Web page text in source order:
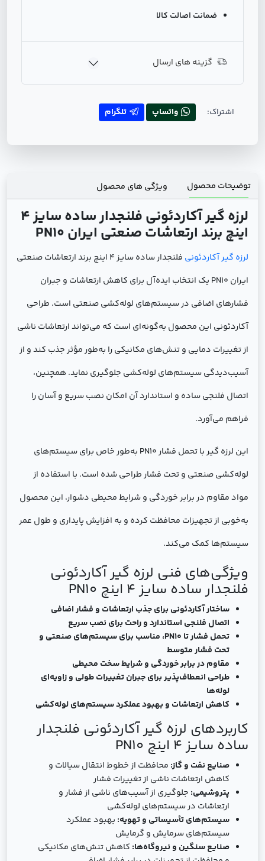
ضمانت اصالت کالا
گزینه های ارسال
اشتراک: واتساپ تلگرام
توضیحات محصول ویژگی های محصول
لرزه گیر آکاردئونی فلنجدار ساده سایز 4
اینچ برند ارتعاشات صنعتی ایران PN10
لرزه گیر آکاردئونی
فلنجدار ساده سایز 4 اینچ برند ارتعاشات صنعتی
ایران PN10 یک انتخاب ایده‌آل برای کاهش ارتعاشات و جبران
فشارهای اضافی در سیستم‌های لوله‌کشی صنعتی است. طراحی
آکاردئونی این محصول به‌گونه‌ای است که می‌تواند ارتعاشات ناشی
از تغییرات دمایی و تنش‌های مکانیکی را به‌طور مؤثر جذب کند و از
آسیب‌دیدگی سیستم‌های لوله‌کشی جلوگیری نماید. همچنین،
اتصال فلنجی ساده و استاندارد آن امکان نصب سریع و آسان را
فراهم می‌آورد.
این لرزه گیر با تحمل فشار PN10 به‌طور خاص برای سیستم‌های
لوله‌کشی صنعتی و تحت فشار طراحی شده است. با استفاده از
مواد مقاوم در برابر خوردگی و شرایط محیطی دشوار، این محصول
به‌خوبی از تجهیزات محافظت کرده و به افزایش پایداری و طول عمر
سیستم‌ها کمک می‌کند.
ویژگی‌های فنی لرزه گیر آکاردئونی
فلنجدار ساده سایز 4 اینچ PN10
ساختار آکاردئونی برای جذب ارتعاشات و فشار اضافی
اتصال فلنجی استاندارد و راحت برای نصب سریع
تحمل فشار تا PN10، مناسب برای سیستم‌های صنعتی و
تحت فشار متوسط
مقاوم در برابر خوردگی و شرایط سخت محیطی
طراحی انعطاف‌پذیر برای جبران تغییرات طولی و زاویه‌ای
لوله‌ها
کاهش ارتعاشات و بهبود عملکرد سیستم‌های لوله‌کشی
کاربردهای لرزه گیر آکاردئونی فلنجدار
ساده سایز 4 اینچ PN10
صنایع نفت و گاز: محافظت از خطوط انتقال سیالات و
کاهش ارتعاشات ناشی از تغییرات فشار
پتروشیمی: جلوگیری از آسیب‌های ناشی از فشار و
ارتعاشات در سیستم‌های لوله‌کشی
سیستم‌های تأسیساتی و تهویه: بهبود عملکرد
سیستم‌های سرمایش و گرمایش
صنایع سنگین و نیروگاه‌ها: کاهش تنش‌های مکانیکی